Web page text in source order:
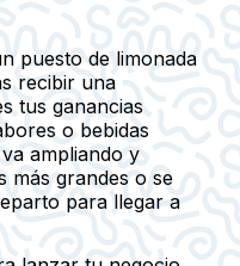
puesto de limonada
recibir una
tus ganancias
o bebidas
ampliando y
más grandes o se
para llegar a